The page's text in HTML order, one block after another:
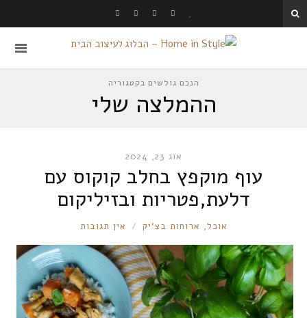
הנכם גולשים בקטגוריה
ההמלצה שלי
אוג 23, 2024
עוף מוקפץ בחלב קוקוס עם
דלעת,פטריות ובזיליקום
RONNIE
אוכל, ארוחות בצ'יק אין תגובות